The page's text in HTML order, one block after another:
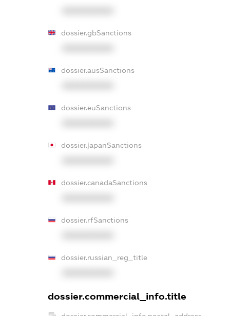
dossier.gbSanctions
dossier.ausSanctions
dossier.euSanctions
dossier.japanSanctions
dossier.canadaSanctions
dossier.rfSanctions
dossier.russian_reg_title
dossier.commercial_info.title